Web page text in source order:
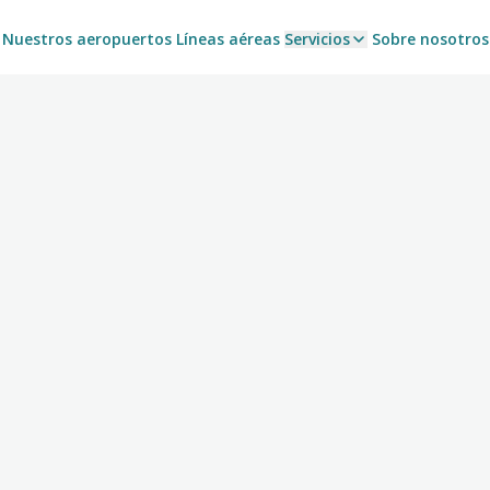
Nuestros aeropuertos Líneas aéreas Servicios Sobre nosotros